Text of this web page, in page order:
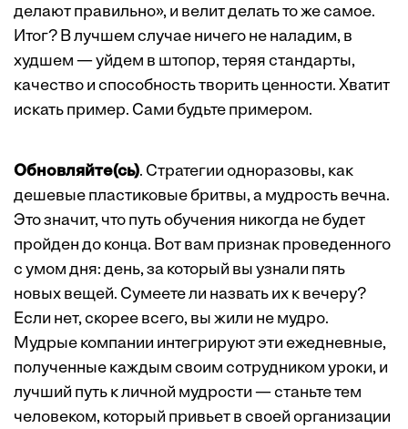
делают правильно», и велит делать то же самое.
Итог? В лучшем случае ничего не наладим, в
худшем — уйдем в штопор, теряя стандарты,
качество и способность творить ценности. Хватит
искать пример. Сами будьте примером.
Обновляйте(сь). Стратегии одноразовы, как
дешевые пластиковые бритвы, а мудрость вечна.
Это значит, что путь обучения никогда не будет
пройден до конца. Вот вам признак проведенного
с умом дня: день, за который вы узнали пять
новых вещей. Сумеете ли назвать их к вечеру?
Если нет, скорее всего, вы жили не мудро.
Мудрые компании интегрируют эти ежедневные,
полученные каждым своим сотрудником уроки, и
лучший путь к личной мудрости — станьте тем
человеком, который привьет в своей организации